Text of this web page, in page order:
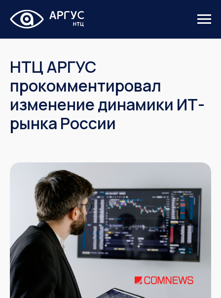
НТЦ АРГУС
прокомментировал
изменение динамики ИТ-
рынка России